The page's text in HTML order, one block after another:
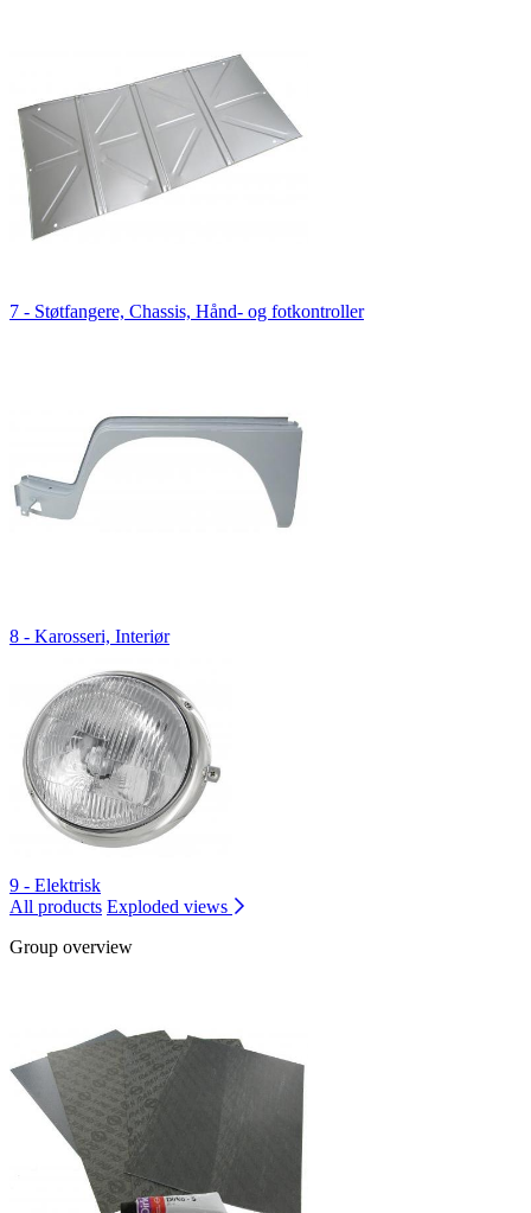
7 - Støtfangere, Chassis, Hånd- og fotkontroller
8 - Karosseri, Interiør
9 - Elektrisk
All products Exploded views
Group overview